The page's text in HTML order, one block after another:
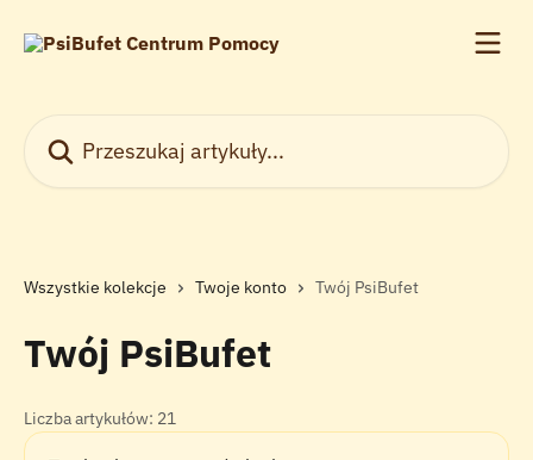
Wszystkie kolekcje Twoje konto Twój PsiBufet
Twój PsiBufet
Liczba artykułów: 21